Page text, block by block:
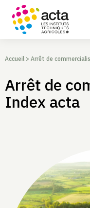
Accueil > Arrêt de
Arrêt de
Index acta